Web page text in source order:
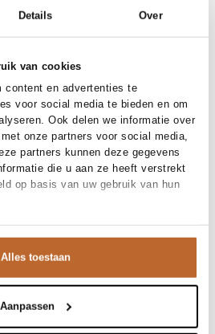
Details Over
van cookies
content en advertenties te
voor social media te bieden en om
Ook delen we informatie over
onze partners voor social media,
partners kunnen deze gegevens
die u aan ze heeft verstrekt
op basis van uw gebruik van hun
Alles toestaan
Aanpassen
Fabric: 100% polyester
30°C machine wash
This size fits normal
Aansluitend
High waist
36
Haute L'Amitié
00030537
Mocca
00030537
Effen
Party
delivery on orders over €99. All
your order before 9.45 pm on
be dispatched today!
the look
Haute L'Amitié is een echte
textuur. De aansluitende